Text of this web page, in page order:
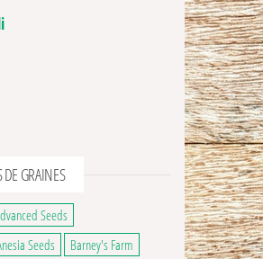
page du produit
peuvent être choisies sur la page du
GRAINES
Seeds
Seeds
Barney's Farm